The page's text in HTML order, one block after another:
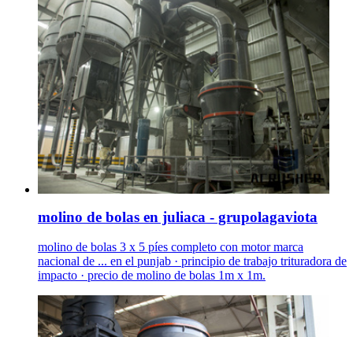
molino de bolas en juliaca - grupolagaviota
molino de bolas 3 x 5 píes completo con motor marca
nacional de ... en el punjab · principio de trabajo trituradora de
impacto · precio de molino de bolas 1m x 1m.